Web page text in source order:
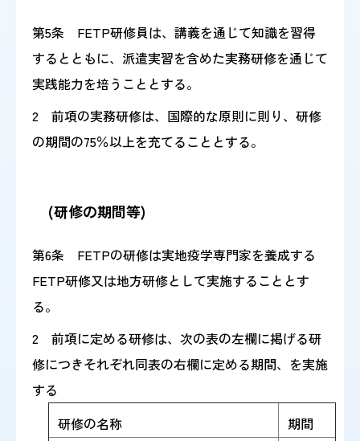
第5条 FETP研修員は、講義を通じて知識を習得
するとともに、派遣実習を含めた実務研修を通じて
実践能力を培うこととする。
2 前項の実務研修は、国際的な原則に則り、研修
の期間の75％以上を充てることとする。
(研修の期間等)
第6条 FETPの研修は実地疫学専門家を養成する
FETP研修又は地方研修として実施することとす
る。
2 前項に定める研修は、次の表の左欄に掲げる研
修につきそれぞれ同表の右欄に定める期間、を実施
する
研修の名称
期間